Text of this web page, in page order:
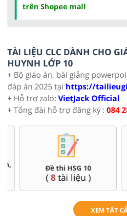
trên Shopee mall
TÀI LIỆU CLC DÀNH CHO
HUYNH LỚP 10
+ Bộ giáo án, bài giảng
đáp án 2025 tại https://
+ Hỗ trợ zalo: VietJack Official
+ Tổng đài hỗ trợ đăng ký : 084
Đề thi HSG 10
tài liệu )
XEM TẤT